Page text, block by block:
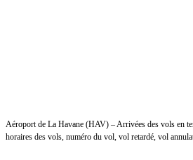
Aéroport de La Havane (HAV) – Arrivées des vols en
horaires des vols, numéro du vol, vol retardé, vol